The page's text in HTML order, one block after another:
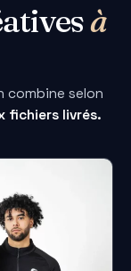
à
combine selon
fichiers livrés.